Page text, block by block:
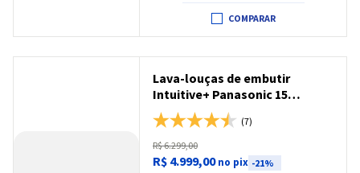
COMPARAR
Lava-louças de embutir
Intuitive+ Panasonic 15
serviços e Função ECO Inox -
NP-6M2FTKBRP(7)
R$6.299,00
R$ 4.999,00 no pix -21%